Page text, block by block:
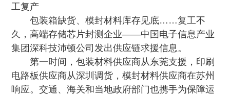
工复产
包装箱缺货、模封材料库存见底……复工不
久，高端存储芯片封测企业——中国电子信息产业
集团深科技沛顿公司发出供应链求援信息。
第一时间，包装材料供应商从东莞支援，印刷
电路板供应商从深圳调货，模封材料供应商在苏州
响应。交通、海关和当地政府部门也携手为保障运